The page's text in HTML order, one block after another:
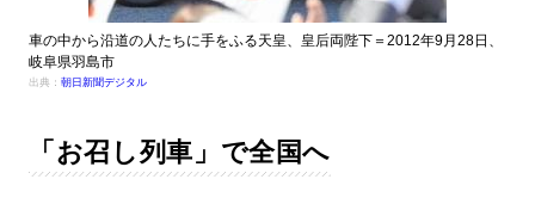
車の中から沿道の人たちに手をふる天皇、皇后両陛下＝2012年9月28日、
岐阜県羽島市
出典： 朝日新聞デジタル
「お召し列車」で全国へ